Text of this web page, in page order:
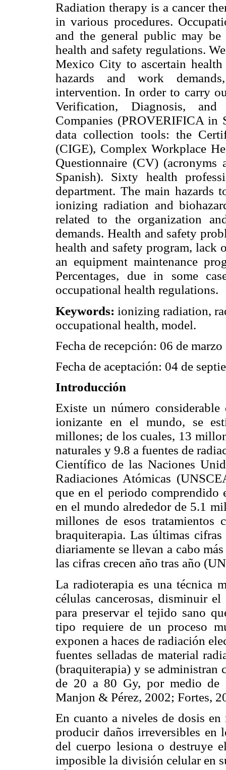
Radiation therapy is a cancer
in various procedures.
and the general public may
health and safety regulations.
Mexico City to ascertain
hazards and work
intervention. In order to carry
Verification, Diagnosis,
Companies (PROVERIFICA in
data collection tools: the
(CIGE), Complex Workplace
Questionnaire (CV) (acronyms
Spanish). Sixty health
department. The main hazards
ionizing radiation and
related to the organization
demands. Health and safety
health and safety program, lack
an equipment maintenance
Percentages, due in some
occupational health regulations.
Keywords: ionizing radiation,
occupational health, model.
Fecha de recepción: 06 de
Fecha de aceptación: 04 de
Introducción
Existe un número
ionizante en el mundo, se
millones; de los cuales, 13
naturales y 9.8 a fuentes de
Científico de las Naciones
Radiaciones Atómicas
que en el periodo comprendido
en el mundo alrededor de 5.1
millones de esos
braquiterapia. Las últimas
diariamente se llevan a cabo
las cifras crecen año tras año
La radioterapia es una técnica
células cancerosas, disminuir
para preservar el tejido sano
tipo requiere de un proceso
exponen a haces de radiación
fuentes selladas de material
(braquiterapia) y se administran
de 20 a 80 Gy, por medio de
Manjon & Pérez, 2002; Fortes,
En cuanto a niveles de dosis
producir daños irreversibles en
del cuerpo lesiona o destruye
imposible la división celular en